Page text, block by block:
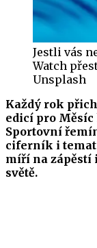
Jestli vás
Watch
Unsplash
Každý rok
edicí pro
Sportovní
ciferník i
míří na zápěstí
světě.